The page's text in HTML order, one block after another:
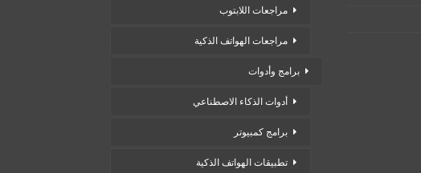
مراجعات اللابتوب
مراجعات الهواتف الذكية
برامج وأدوات
أدوات الذكاء الاصطناعي
برامج كمبيوتر
تطبيقات الهواتف الذكية